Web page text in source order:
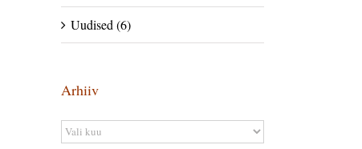
Uudised (6)
Arhiiv
Arhiiv